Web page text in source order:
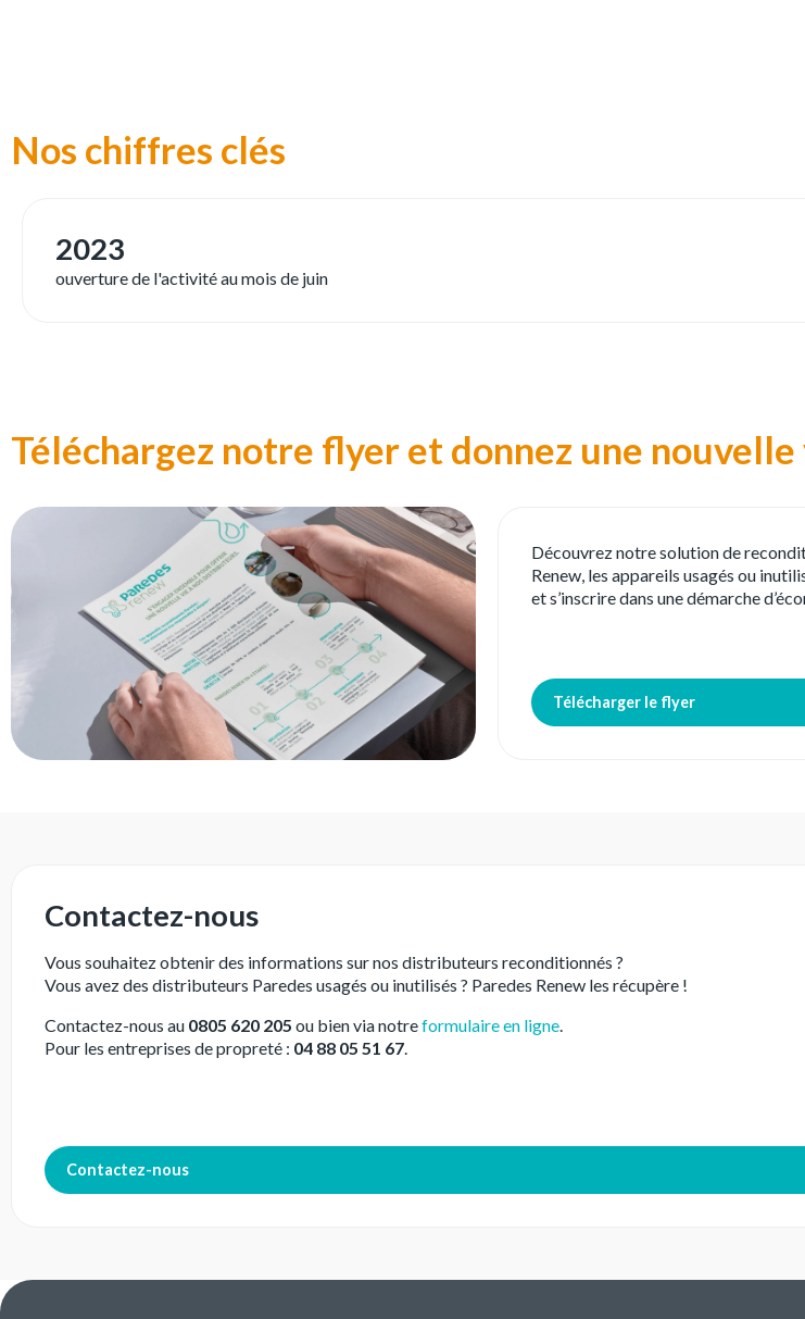
Nos chiffres clés
2023
ouverture de l'activité au mois de juin
Téléchargez notre flyer et donnez une
Découvrez notre solution de
Renew, les appareils usagés ou
et s’inscrire dans une démarche
Télécharger le flyer
Contactez-nous
Vous souhaitez obtenir des informations sur nos distributeurs reconditionnés ?
Vous avez des distributeurs Paredes usagés ou inutilisés ? Paredes Renew les récupère !
Contactez-nous au 0805 620 205 ou bien via notreformulaire en ligne.
Pour les entreprises de propreté : 04 88 05 51 67.
Contactez-nous